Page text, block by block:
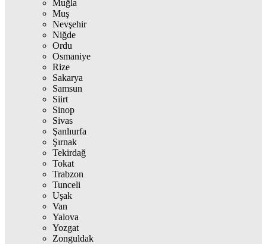
Muğla
Muş
Nevşehir
Niğde
Ordu
Osmaniye
Rize
Sakarya
Samsun
Siirt
Sinop
Sivas
Şanlıurfa
Şırnak
Tekirdağ
Tokat
Trabzon
Tunceli
Uşak
Van
Yalova
Yozgat
Zonguldak